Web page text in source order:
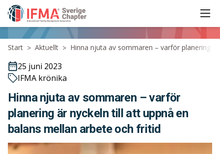
IFMA - International Facility Management Association
Start > Aktuellt > Hinna njuta av sommaren – varför planering
25 juni 2023
IFMA krönika
Hinna njuta av sommaren – varför
planering är nyckeln till att uppnå en
balans mellan arbete och fritid